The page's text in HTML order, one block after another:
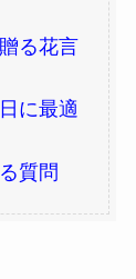
る花言
に最適
質問